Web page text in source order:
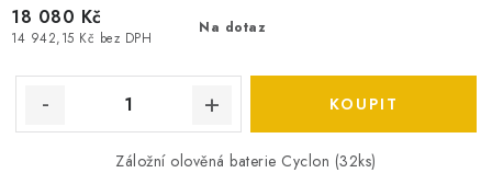
Na dotaz
14 942,15 Kč bez DPH
18 080 Kč
Záložní olověná baterie Cyclon (32ks)